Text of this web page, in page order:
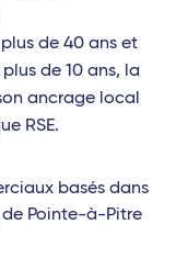
de 40 ans et
de 10 ans, la
ancrage local
RSE.
basés dans
de Pointe-à-Pitre